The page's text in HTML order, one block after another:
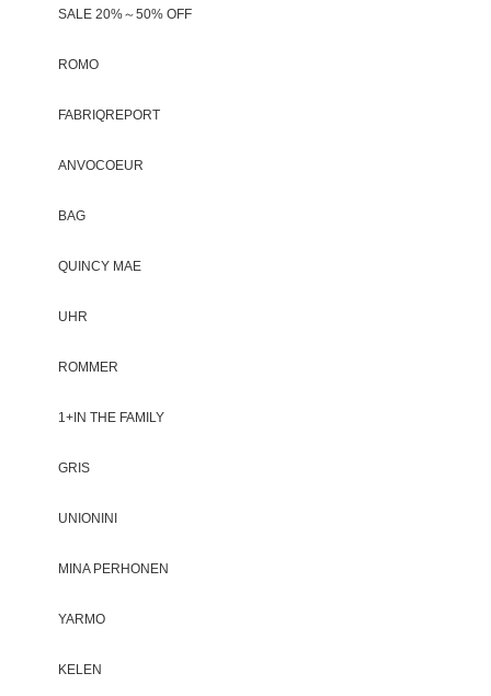
SALE 20%～50% OFF
ROMO
FABRIQREPORT
ANVOCOEUR
BAG
QUINCY MAE
UHR
ROMMER
1+IN THE FAMILY
GRIS
UNIONINI
MINA PERHONEN
YARMO
KELEN